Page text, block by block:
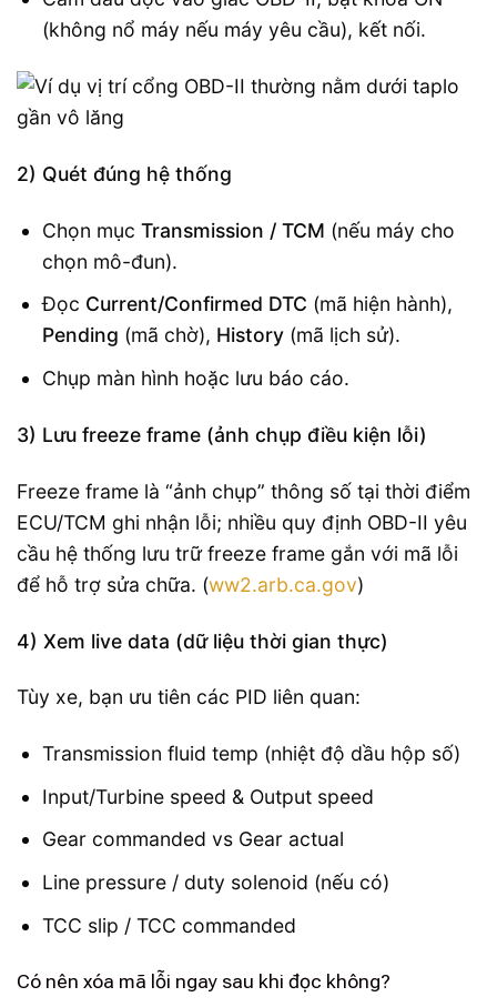
(không nổ máy nếu máy yêu cầu), kết nối.
2) Quét đúng hệ thống
Chọn mục Transmission / TCM (nếu máy cho
chọn mô-đun).
Đọc Current/Confirmed DTC (mã hiện hành),
Pending (mã chờ), History(mã lịch sử).
Chụp màn hình hoặc lưu báo cáo.
3) Lưu freeze frame (ảnh chụp điều kiện lỗi)
Freeze frame là “ảnh chụp” thông số tại thời điểm
ECU/TCM ghi nhận lỗi; nhiều quy định OBD-II yêu
cầu hệ thống lưu trữ freeze frame gắn với mã lỗi
để hỗ trợ sửa chữa. (ww2.arb.ca.gov)
4) Xem live data (dữ liệu thời gian thực)
Tùy xe, bạn ưu tiên các PID liên quan:
Transmission fluid temp (nhiệt độ dầu hộp số)
Input/Turbine speed & Output speed
Gear commanded vs Gear actual
Line pressure / duty solenoid (nếu có)
TCC slip / TCC commanded
Có nên xóa mã lỗi ngay sau khi đọc không?